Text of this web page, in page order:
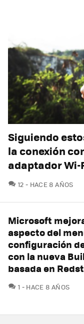
Siguiendo
la conexión
adaptador Wi-
12 COMENTARIOS
HACE 8 AÑOS
Microsoft
aspecto del
configuración
con la nueva
basada en
1 COMENTARIOS
HACE 8 AÑOS